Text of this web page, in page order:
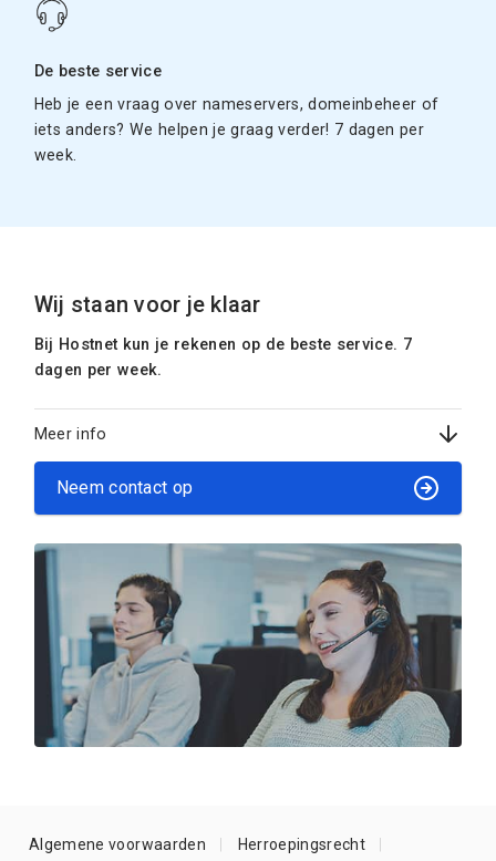
De beste service
Heb je een vraag over nameservers, domeinbeheer of
iets anders? We helpen je graag verder! 7 dagen per
week.
Wij staan voor je klaar
Bij Hostnet kun je rekenen op de beste service. 7
dagen per week.
Meer info
Neem contact op
Algemene voorwaarden Herroepingsrecht